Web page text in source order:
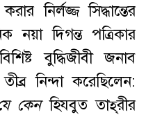
নির্লজ্জ সিদ্ধান্তের
নয়া দিগন্ত পত্রিকার
বুদ্ধিজীবী জনাব
নিন্দা করেছিলেন:
কেনহিযবুত তাহ্‌রীর